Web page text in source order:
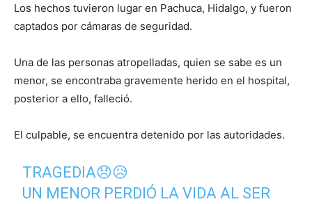
Los hechos tuvieron lugar en Pachuca, Hidalgo, y fueron
captados por cámaras de seguridad.
Una de las personas atropelladas, quien se sabe es un
menor, se encontraba gravemente herido en el hospital,
posterior a ello, falleció.
El culpable, se encuentra detenido por las autoridades.
TRAGEDIA😞😥
UN MENOR PERDIÓ LA VIDA AL SER